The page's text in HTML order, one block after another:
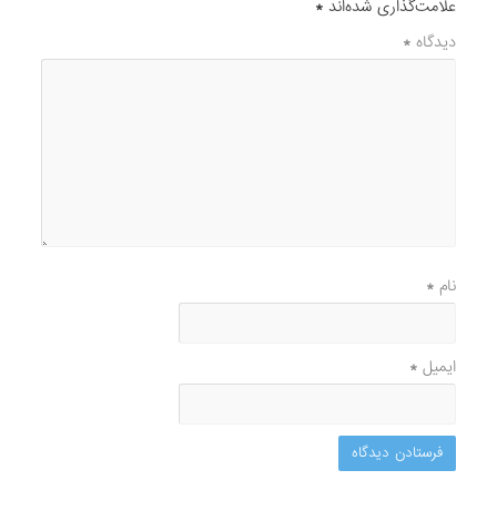
علامت‌گذاری شده‌اند*
دیدگاه*
نام*
ایمیل*